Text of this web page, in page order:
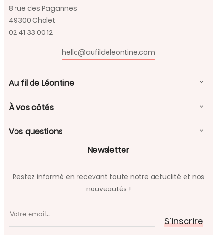
8 rue des Pagannes
49300 Cholet
02 41 33 00 12
hello@aufildeleontine.com
Au fil de Léontine 
À vos côtés 
Vos questions 
Newsletter
Restez informé en recevant toute notre actualité et nos
nouveautés !
S’inscrire